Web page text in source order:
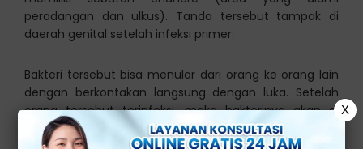
peradangan dan ulkus). Tanda tersebut tampak di
daerah genital setelah infeksi primer.
Bakteri tersebut bisa menular dari orang ke orang lain
dengan berkontakan langsung dengan luka. Setelah
orang tersebut terinfeksi, maka bakterinya akan di
dalam tubuh dengan kondisi tidak aktif selama
beberapa dekade.
X